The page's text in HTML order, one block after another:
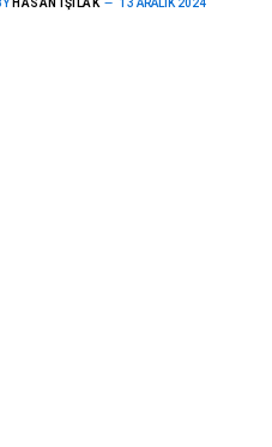
HASAN IŞILAK 13 ARALIK 2024